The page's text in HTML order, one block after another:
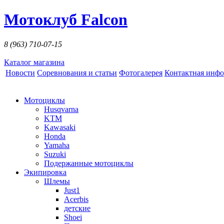
Мотоклуб Falcon
8 (963) 710-07-15
Каталог магазина
Новости Соревнования и статьи Фотогалерея Контактная
Мотоциклы
Husqvarna
KTM
Kawasaki
Honda
Yamaha
Suzuki
Подержанные мотоциклы
Экипировка
Шлемы
Just1
Acerbis
детские
Shoei